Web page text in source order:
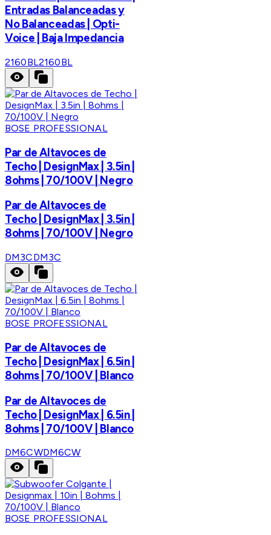
Entradas Balanceadas y
No Balanceadas | Opti-
Voice | Baja Impedancia
2160BL2160BL
BOSE PROFESSIONAL
Par de Altavoces de
Techo | DesignMax | 3.5in |
8ohms | 70/100V | Negro
Par de Altavoces de
Techo | DesignMax | 3.5in |
8ohms | 70/100V | Negro
DM3CDM3C
BOSE PROFESSIONAL
Par de Altavoces de
Techo | DesignMax | 6.5in |
8ohms | 70/100V | Blanco
Par de Altavoces de
Techo | DesignMax | 6.5in |
8ohms | 70/100V | Blanco
DM6CWDM6CW
BOSE PROFESSIONAL